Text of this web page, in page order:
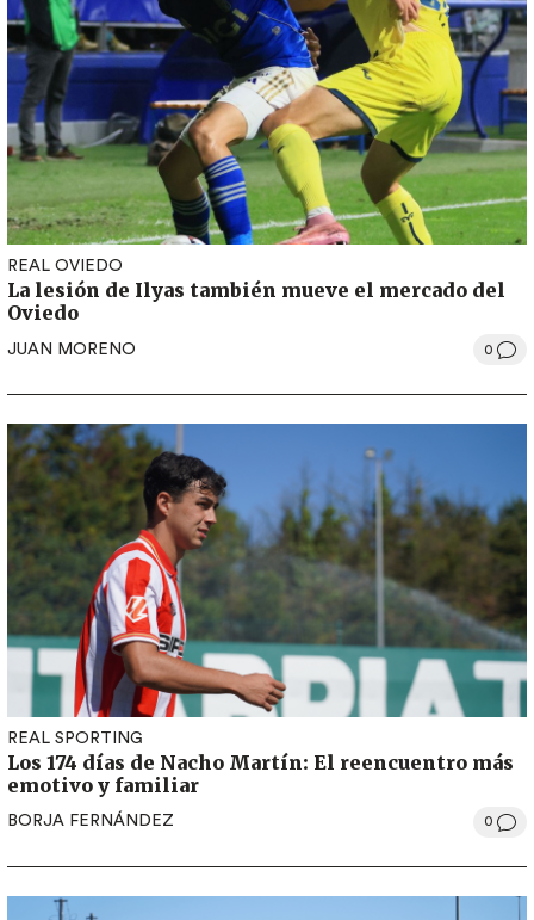
REAL OVIEDO
La lesión de Ilyas también mueve el mercado del
Oviedo
JUAN MORENO 0
REAL SPORTING
Los 174 días de Nacho Martín: El reencuentro más
emotivo y familiar
BORJA FERNÁNDEZ 0